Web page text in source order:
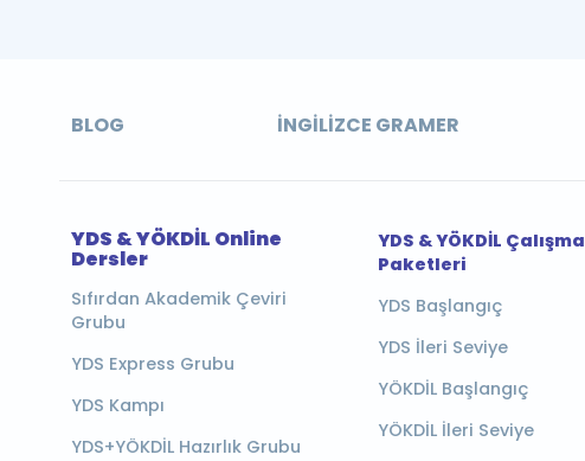
BLOG İNGILIZCE GRAMER
YDS & YÖKDİL Online
Dersler
Sıfırdan Akademik Çeviri
Grubu
YDS Express Grubu
YDS Kampı
YDS+YÖKDİL Hazırlık Grubu
YDS & YÖKDİL Çalışma
Paketleri
YDS Başlangıç
YDS İleri Seviye
YÖKDİL Başlangıç
YÖKDİL İleri Seviye